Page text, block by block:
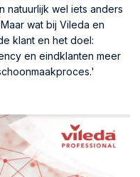
natuurlijk wel iets anders
wat bij Vileda en
klant en het doel:
en eindklanten meer